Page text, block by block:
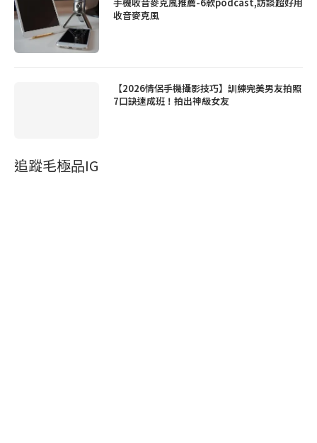
收音麥克風
【2026情侶手機攝影技巧】訓練完美男友拍照
7口訣速成班！拍出神級女友
追蹤毛極品IG